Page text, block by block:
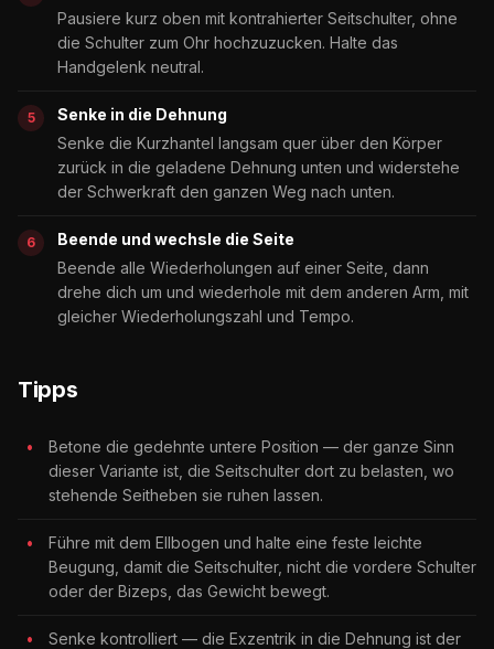
Pausiere kurz oben mit kontrahierter Seitschulter, ohne
die Schulter zum Ohr hochzuzucken. Halte das
Handgelenk neutral.
Senke in die Dehnung
Senke die Kurzhantel langsam quer über den Körper
zurück in die geladene Dehnung unten und widerstehe
der Schwerkraft den ganzen Weg nach unten.
Beende und wechsle die Seite
Beende alle Wiederholungen auf einer Seite, dann
drehe dich um und wiederhole mit dem anderen Arm, mit
gleicher Wiederholungszahl und Tempo.
Tipps
Betone die gedehnte untere Position — der ganze Sinn
dieser Variante ist, die Seitschulter dort zu belasten, wo
stehende Seitheben sie ruhen lassen.
Führe mit dem Ellbogen und halte eine feste leichte
Beugung, damit die Seitschulter, nicht die vordere Schulter
oder der Bizeps, das Gewicht bewegt.
Senke kontrolliert — die Exzentrik in die Dehnung ist der